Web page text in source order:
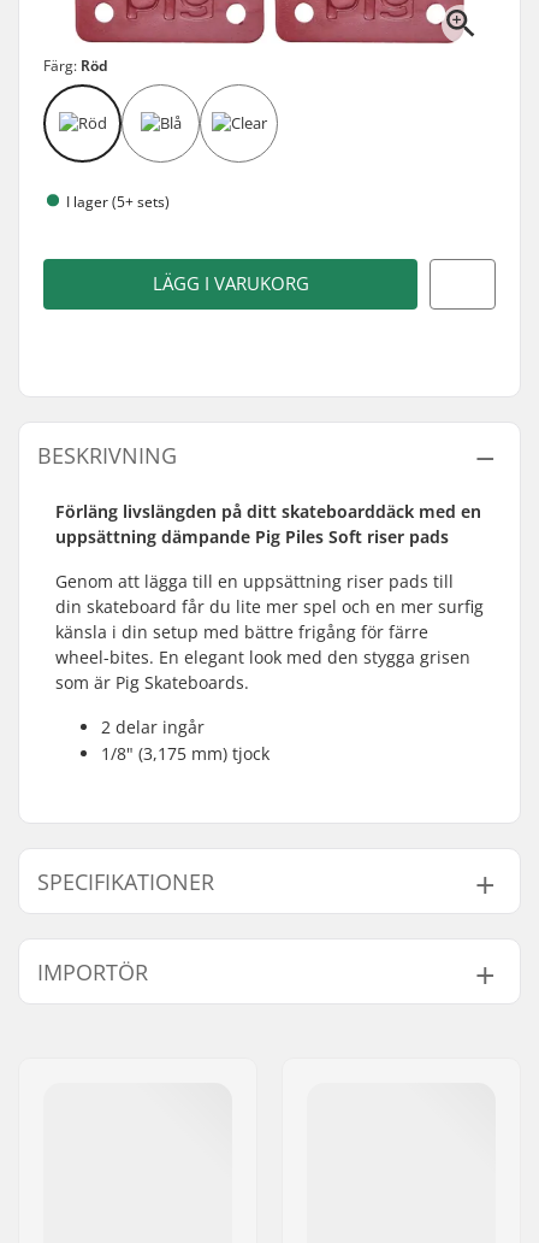
Färg: Röd
I lager (5+ sets)
LÄGG I VARUKORG
BESKRIVNING
Förläng livslängden på ditt skateboarddäck med en
uppsättning dämpande Pig Piles Soft riser pads
Genom att lägga till en uppsättning riser pads till
din skateboard får du lite mer spel och en mer surfig
känsla i din setup med bättre frigång för färre
wheel-bites. En elegant look med den stygga grisen
som är Pig Skateboards.
2 delar ingår
1/8" (3,175 mm) tjock
SPECIFIKATIONER
Antal pr. packa:
2
Tjocklek:
IMPORTÖR